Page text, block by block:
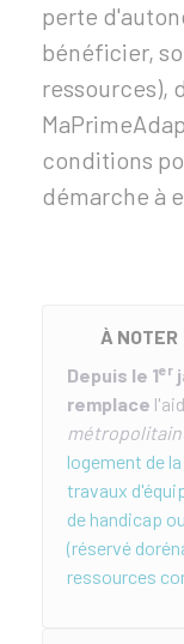
perte
bénéficier,
ressources),
conditions
démarche à
À NOTER
Depuis le 1er
remplace
logement de la
travaux
de handicap
(réservé
ressources